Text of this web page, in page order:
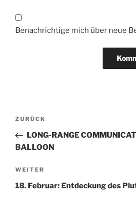
Benachrichtige mich über neue
Beitragsnavigation
Vorheriger
Beitrag
ZURÜCK
LONG-RANGE
BALLOON
Nächster
Beitrag
WEITER
18. Februar: Entdeckung des